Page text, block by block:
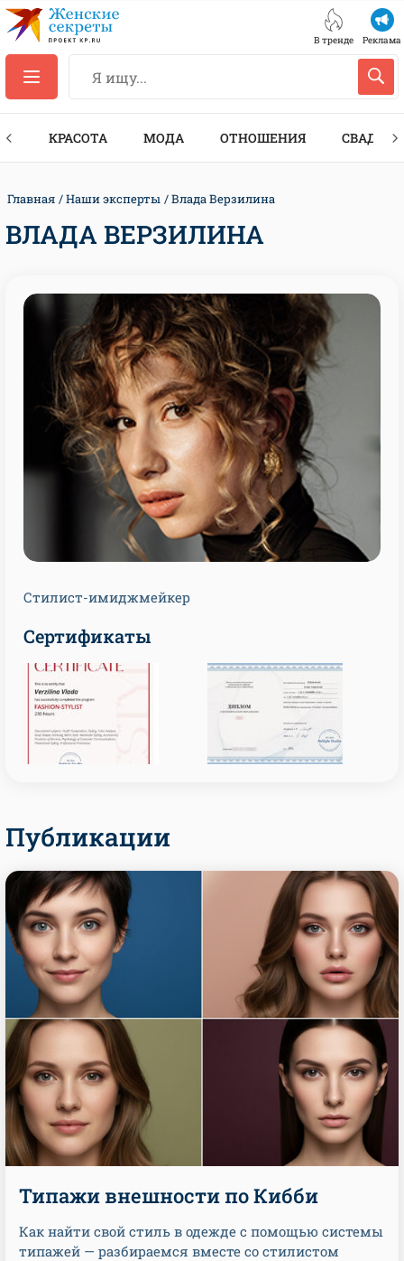
В тренде Реклама
КРАСОТА МОДА ОТНОШЕНИЯ СВАДЬБА
Главная Наши эксперты Влада Верзилина
ВЛАДА ВЕРЗИЛИНА
Стилист-имиджмейкер
Сертификаты
Публикации
Типажи внешности по Кибби
Как найти свой стиль в одежде с помощью системы
типажей — разбираемся вместе со стилистом